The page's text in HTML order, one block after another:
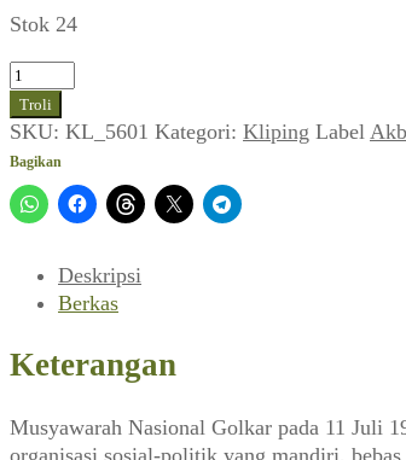
Stok 24
Kuantitas
Sandayakala
Ning
Golkar
(Detektif
&
1998)
Troli
SKU: KL_5601 Kategori: Kliping Label
Bagikan
Deskripsi
Berkas
Keterangan
Musyawarah Nasional Golkar pada 11 Juli
organisasi sosial-politik yang mandiri,